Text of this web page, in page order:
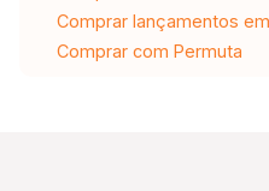
Comprar lançamentos
Comprar com Permuta